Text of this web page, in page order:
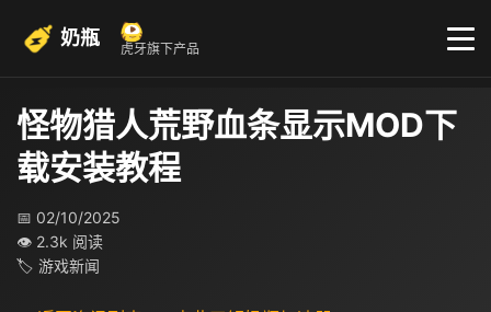
奶瓶 虎牙旗下产品
怪物猎人荒野血条显示MOD下
载安装教程
📅 02/10/2025
👁 2.3k 阅读
🏷 游戏新闻